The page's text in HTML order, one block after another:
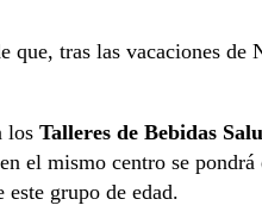
tras las vacaciones
los Talleres de Bebidas
mismo centro se
grupo de edad.